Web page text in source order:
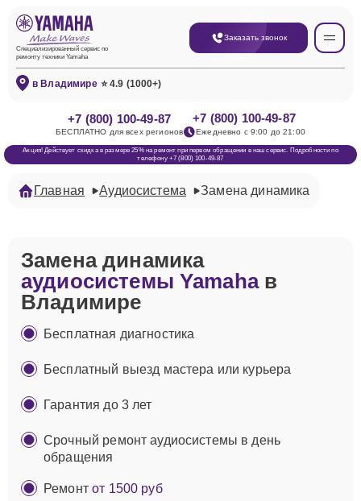
Специализированный сервис по
ремонту техники Yamaha
Заказать звонок
в Владимире ⭐ 4.9 (1000+)
+7 (800) 100-49-87
БЕСПЛАТНО для всех регионов
+7 (800) 100-49-87
Ежедневно с 9:00 до 21:00
Акция! Действует скидка в размере 25% на ремонт при первом обращении в наш сервис. Подробности по
телефону +7 (800) 100-49-87
Главная Аудиосистема Замена динамика
Замена динамика
аудиосистемы Yamahaв
Владимире
Бесплатная диагностика
Бесплатный выезд мастера или курьера
Гарантия до 3 лет
Срочный ремонт аудиосистемы в день
обращения
Ремонтот 1500 руб